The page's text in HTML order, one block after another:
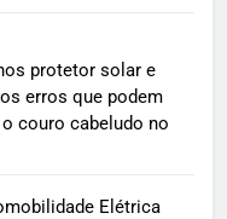
protetor solar e
erros que podem
couro cabeludo no
Elétrica